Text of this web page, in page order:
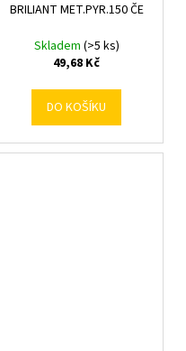
BRILIANT MET.PYR.150 ČE
Skladem (>5 ks)
49,68 Kč
DO KOŠÍKU